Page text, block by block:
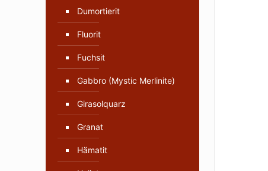
Dumortierit
Fluorit
Fuchsit
Gabbro (Mystic Merlinite)
Girasolquarz
Granat
Hämatit